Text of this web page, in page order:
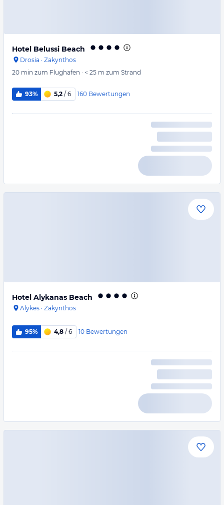
Hotel Belussi Beach
Drosia · Zakynthos
20 min zum Flughafen · < 25 m zum Strand
93% 5,2 / 6 160 Bewertungen
Hotel Alykanas Beach
Alykes · Zakynthos
95% 4,8 / 6 10 Bewertungen